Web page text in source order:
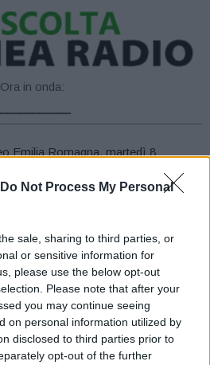
Do Not Process My Personal
sale, sharing to third parties, or
or sensitive information for
please use the below opt-out
Please note that after your
you may continue seeing
on personal information utilized by
disclosed to third parties prior to
opt-out of the further
Ora in onda:
a ridosso dei rilievi, in
della mattinata; sereno o poco
Nel pomeriggio e in serata
territorio regionale.
variazioni con valori intorno a
leggermente inferiori nelle
lungo la fascia costiera. Massime